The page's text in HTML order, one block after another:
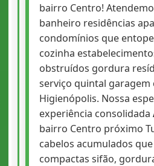
bairro Centro!
banheiro residências
condomínios que
cozinha
obstruídos gordura
serviço quintal garagem
Higienópolis. Nossa
experiência consolidada
bairro Centro próximo
cabelos acumulados
compactas sifão,